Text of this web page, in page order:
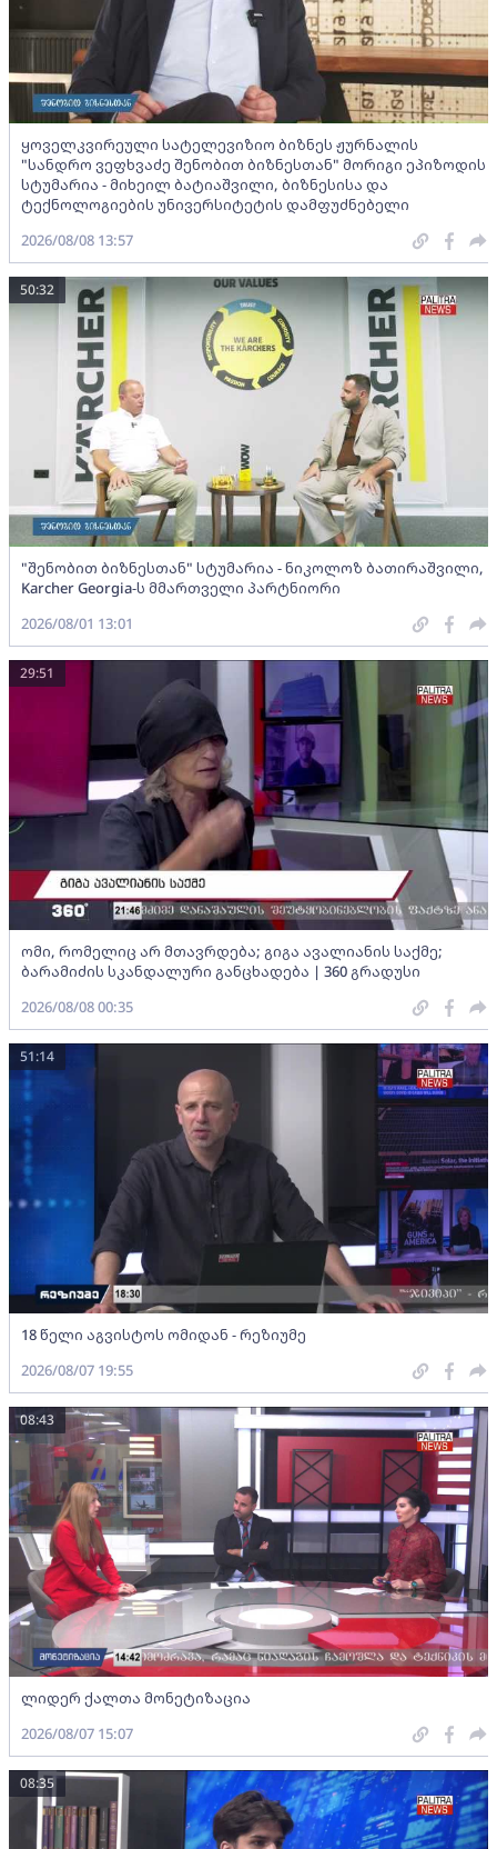
ყოველკვირეული სატელევიზიო ბიზნეს ჟურნალის
"სანდრო ვეფხვაძე შენობით ბიზნესთან" მორიგი ეპიზოდის
სტუმარია - მიხეილ ბატიაშვილი, ბიზნესისა და
ტექნოლოგიების უნივერსიტეტის დამფუძნებელი
2026/08/08 13:57
"შენობით ბიზნესთან" სტუმარია - ნიკოლოზ ბათირაშვილი,
Karcher Georgia-ს მმართველი პარტნიორი
50:32
2026/08/01 13:01
ომი, რომელიც არ მთავრდება; გიგა ავალიანის საქმე;
ბარამიძის სკანდალური განცხადება | 360 გრადუსი
29:51
2026/08/08 00:35
18 წელი აგვისტოს ომიდან - რეზიუმე
51:14
2026/08/07 19:55
ლიდერ ქალთა მონეტიზაცია
08:43
2026/08/07 15:07
08:35